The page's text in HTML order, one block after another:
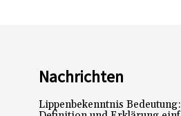
Nachrichten
Lippenbekenntnis Bedeutung: